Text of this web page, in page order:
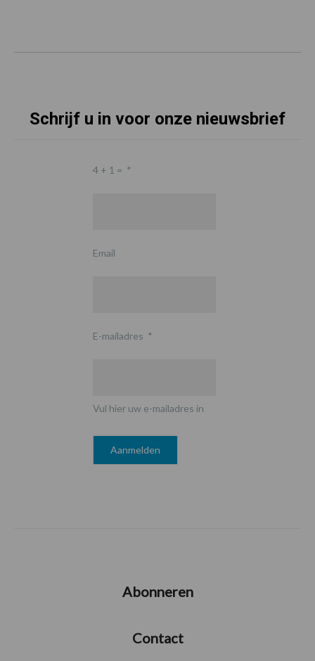
Schrijf u in voor onze nieuwsbrief
4 + 1 = *
Email
E-mailadres *
Vul hier uw e-mailadres in
Abonneren
Contact